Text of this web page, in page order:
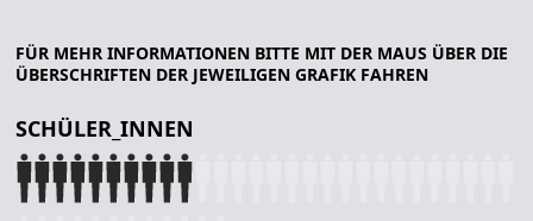
FÜR MEHR INFORMATIONEN BITTE MIT DER MAUS ÜBER DIE
ÜBERSCHRIFTEN DER JEWEILIGEN GRAFIK FAHREN
SCHÜLER_INNEN